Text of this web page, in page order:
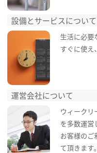
設備とサービスについて
生活に必要
すぐに使え
運営会社について
ウィーク
を多数運営
お客様のご
て頂きます。